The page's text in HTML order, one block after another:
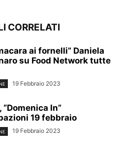
CORRELATI
ai fornelli” Daniela
su Food Network tutte
19 Febbraio 2023
In”
19 febbraio
19 Febbraio 2023